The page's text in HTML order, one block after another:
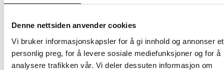
Denne nettsiden anvender cookies
Vi bruker informasjonskapsler for å gi innhold og annonser et
personlig preg, for å levere sosiale mediefunksjoner og for å
analysere trafikken vår. Vi deler dessuten informasjon om
Relaterte produkter
Barn
Ullvott – Oker